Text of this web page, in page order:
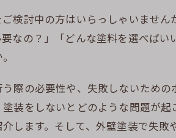
検討中の方はいらっしゃいませ
なの？」「どんな塗料を選べば
際の必要性や、失敗しないため
装をしないとどのような問題が
します。そして、外壁塗装で失